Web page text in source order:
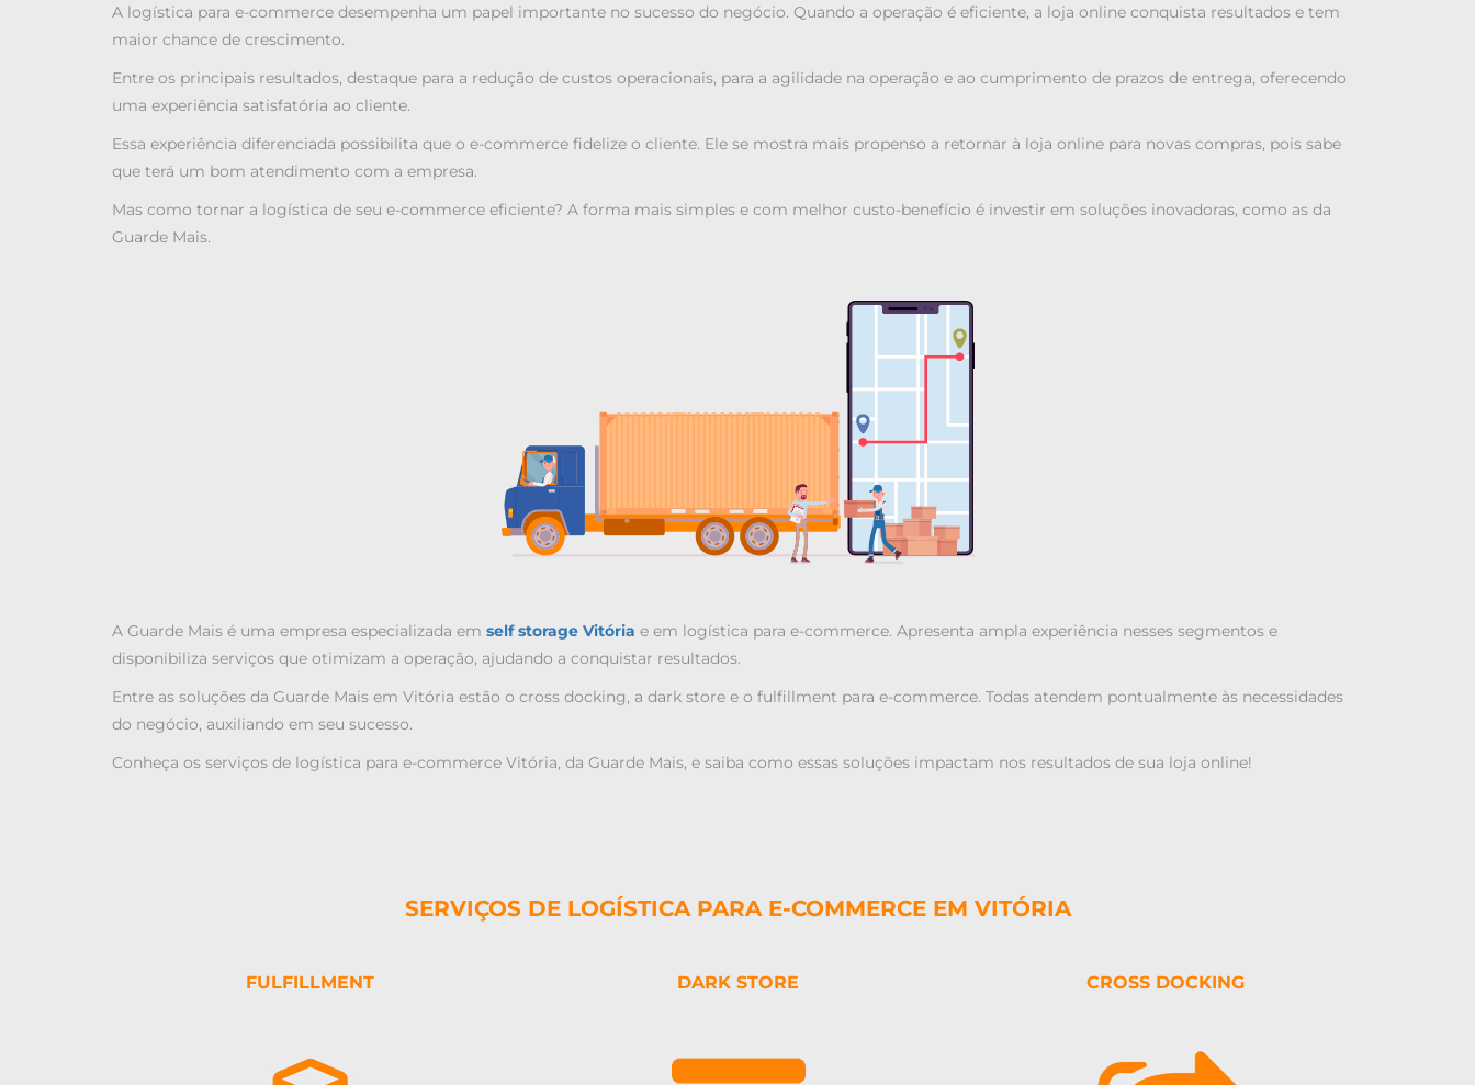
A logística para e-commerce desempenha um papel importante no sucesso do negócio. Quando a operação é eficiente, a loja online conquista resultados e tem
maior chance de crescimento.
Entre os principais resultados, destaque para a redução de custos operacionais, para a agilidade na operação e ao cumprimento de prazos de entrega, oferecendo
uma experiência satisfatória ao cliente.
Essa experiência diferenciada possibilita que o e-commerce fidelize o cliente. Ele se mostra mais propenso a retornar à loja online para novas compras, pois sabe
que terá um bom atendimento com a empresa.
Mas como tornar a logística de seu e-commerce eficiente? A forma mais simples e com melhor custo-benefício é investir em soluções inovadoras, como as da
Guarde Mais.
A Guarde Mais é uma empresa especializada em self storage Vitória e em logística para e-commerce. Apresenta ampla experiência nesses segmentos e
disponibiliza serviços que otimizam a operação, ajudando a conquistar resultados.
Entre as soluções da Guarde Mais em Vitória estão o cross docking, a dark store e o fulfillment para e-commerce. Todas atendem pontualmente às necessidades
do negócio, auxiliando em seu sucesso.
Conheça os serviços de logística para e-commerce Vitória, da Guarde Mais, e saiba como essas soluções impactam nos resultados de sua loja online!
SERVIÇOS DE LOGÍSTICA PARA E-COMMERCE EM VITÓRIA
FULFILLMENT DARK STORE CROSS DOCKING